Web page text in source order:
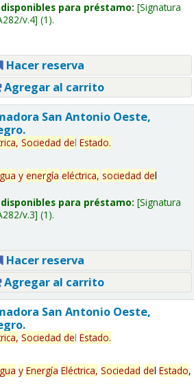
para préstamo: Signatura
v.4 (1).
Hacer reserva
Agregar al carrito
San Antonio Oeste,
Sociedad del Estado.
y energía eléctrica, sociedad del
para préstamo: Signatura
v.3 (1).
Hacer reserva
Agregar al carrito
San Antonio Oeste,
Sociedad del Estado.
y Energía Eléctrica, Sociedad del Estado,